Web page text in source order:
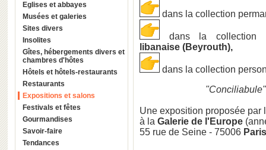
Eglises et abbayes
Musées et galeries
Sites divers
Insolites
Gîtes, hébergements divers et
chambres d'hôtes
Hôtels et hôtels-restaurants
Restaurants
Expositions et salons
Festivals et fêtes
Gourmandises
Savoir-faire
Tendances
dans la collection
dans la collection
libanaise (Beyrouth),
dans la collection
Une exposition proposée par
à la Galerie de l'Europe
55 rue de Seine - 75006 Paris